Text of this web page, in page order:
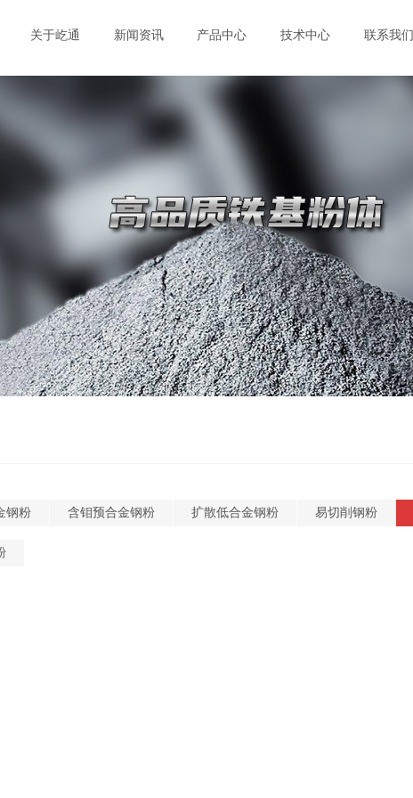
关于屹通 新闻资讯 产品中心 技术中心 联系我们
钢粉 含钼预合金钢粉 扩散低合金钢粉 易切削钢粉